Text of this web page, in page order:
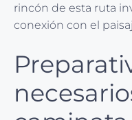
rincón de esta ruta
conexión con el